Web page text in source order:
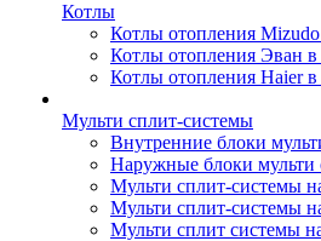
Котлы
Котлы отопления
Котлы отопления Эван в
Котлы отопления Haier в
Мульти сплит-системы
Внутренние блоки
Наружные блоки мульти
Мульти сплит-системы
Мульти сплит-системы
Мульти сплит системы